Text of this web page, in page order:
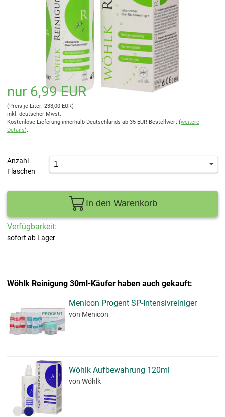
nur 6,99 EUR
(Preis je Liter: 233,00 EUR)
inkl. deutscher Mwst.
Kostenlose Lieferung innerhalb Deutschlands ab 35 EUR Bestellwert (weitere
Details).
Anzahl
Flaschen
In den Warenkorb
Verfügbarkeit:
sofort ab Lager
Wöhlk Reinigung 30ml-Käufer haben auch gekauft:
Menicon Progent SP-Intensivreiniger
von Menicon
Wöhlk Aufbewahrung 120ml
von Wöhlk